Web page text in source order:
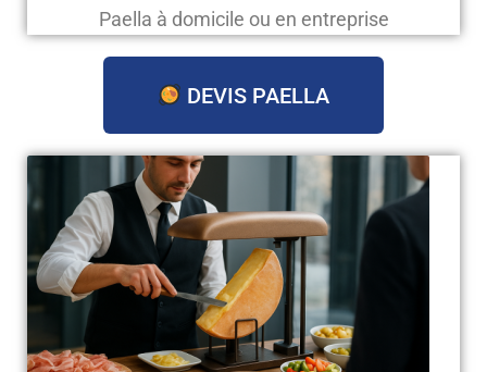
Paella à domicile ou en entreprise
DEVIS PAELLA